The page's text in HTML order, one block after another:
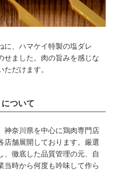
に、ハマケイ特製の塩ダレ
せました。肉の旨みを感じな
だけます。
ついて
神奈川県を中心に鶏肉専門店
店舗展開しております。厳選
、徹底した品質管理の元、自
時から何度も吟味して作ら